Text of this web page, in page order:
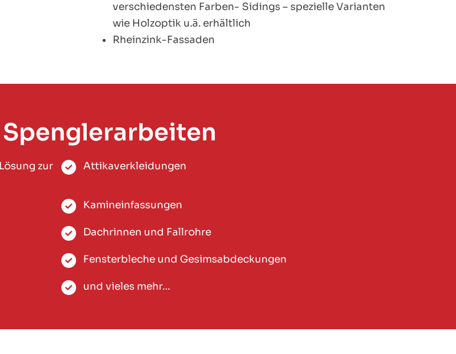
verschiedensten Farben- Sidings – spezielle Varianten
wie Holzoptik u.ä. erhältlich
Rheinzink-Fassaden
zur
Attikaverkleidungen
Kamineinfassungen
Dachrinnen und Fallrohre
Fensterbleche und Gesimsabdeckungen
und vieles mehr…